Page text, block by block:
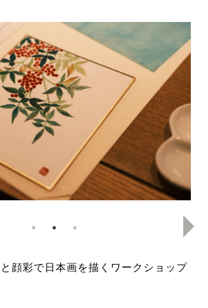
顔彩で日本画を描くワークショップ